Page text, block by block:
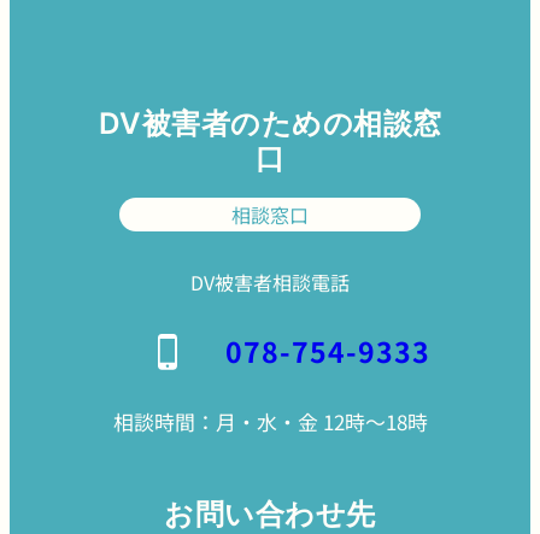
DV被害者のための相談窓
口
相談窓口
DV被害者相談電話
078-754-9333
相談時間：月・水・金 12時〜18時
お問い合わせ先